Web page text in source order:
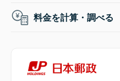
料金を計算・調べる